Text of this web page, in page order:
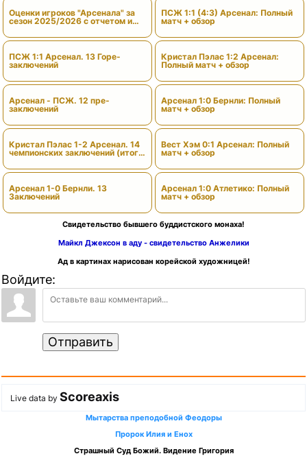
Оценки игроков "Арсенала" за
сезон 2025/2026 с отчетом и
вердиктами
ПСЖ 1:1 Арсенал. 13 Горе-
заключений
Арсенал - ПСЖ. 12 пре-
заключений
Кристал Пэлас 1-2 Арсенал. 14
чемпионских заключений (итоги
Арсенал 1-0 Бернли. 13
Заключений
ПСЖ 1:1 (4:3) Арсенал: Полный
матч + обзор
Кристал Пэлас 1:2 Арсенал:
Полный матч + обзор
Арсенал 1:0 Бернли: Полный
матч + обзор
Вест Хэм 0:1 Арсенал: Полный
матч + обзор
Арсенал 1:0 Атлетико: Полный
матч + обзор
Свидетельство бывшего буддистского монаха!
Майкл Джексон в аду - свидетельство Анжелики
Ад в картинах нарисован корейской художницей!
Войдите:
Отправить
Live data by Scoreaxis
Мытарства преподобной Феодоры
Пророк Илия и Енох
Страшный Суд Божий. Видение Григория